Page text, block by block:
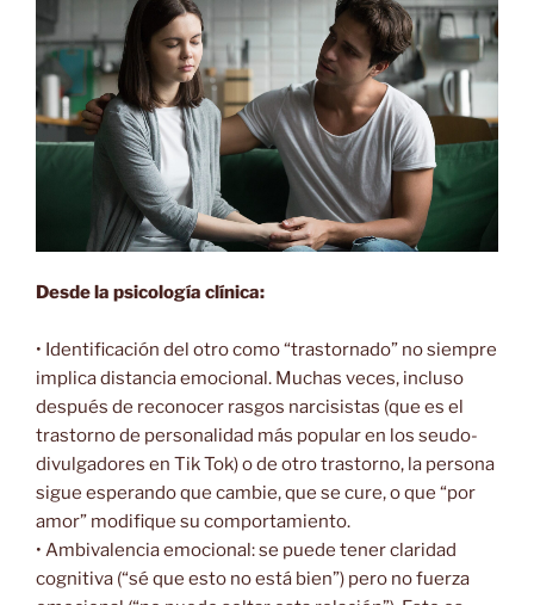
Desde la psicología clínica:
• Identificación del otro como “trastornado” no siempre
implica distancia emocional. Muchas veces, incluso
después de reconocer rasgos narcisistas (que es el
trastorno de personalidad más popular en los seudo-
divulgadores en Tik Tok) o de otro trastorno, la persona
sigue esperando que cambie, que se cure, o que “por
amor” modifique su comportamiento.
• Ambivalencia emocional: se puede tener claridad
cognitiva (“sé que esto no está bien”) pero no fuerza